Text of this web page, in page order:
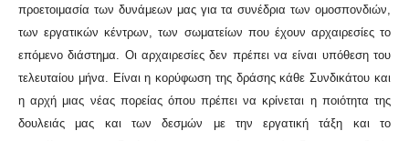
προετοιμασία των δυνάμεων μας για τα συνέδρια των ομοσπονδιών,
των εργατικών κέντρων, των σωματείων που έχουν αρχαιρεσίες το
επόμενο διάστημα. Οι αρχαιρεσίες δεν πρέπει να είναι υπόθεση του
τελευταίου μήνα. Είναι η κορύφωση της δράσης κάθε Συνδικάτου και
η αρχή μιας νέας πορείας όπου πρέπει να κρίνεται η ποιότητα της
δουλειάς μας και των δεσμών με την εργατική τάξη και το